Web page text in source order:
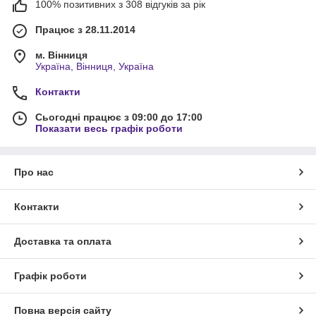
100% позитивних з 308 відгуків за рік
Працює з 28.11.2014
м. Вінниця
Україна, Вінниця, Україна
Контакти
Сьогодні працює з 09:00 до 17:00
Показати весь графік роботи
Про нас
Контакти
Доставка та оплата
Графік роботи
Повна версія сайту